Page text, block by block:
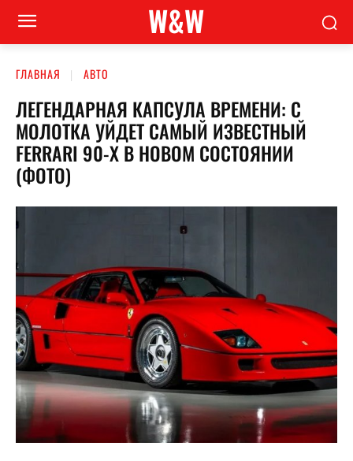
W&W
ГЛАВНАЯ АВТО
ЛЕГЕНДАРНАЯ КАПСУЛА ВРЕМЕНИ: С
МОЛОТКА УЙДЕТ САМЫЙ ИЗВЕСТНЫЙ
FERRARI 90-Х В НОВОМ СОСТОЯНИИ
(ФОТО)